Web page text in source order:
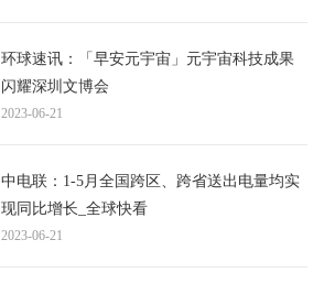
环球速讯：「早安元宇宙」元宇宙科技成果
闪耀深圳文博会
2023-06-21
中电联：1-5月全国跨区、跨省送出电量均实
现同比增长_全球快看
2023-06-21